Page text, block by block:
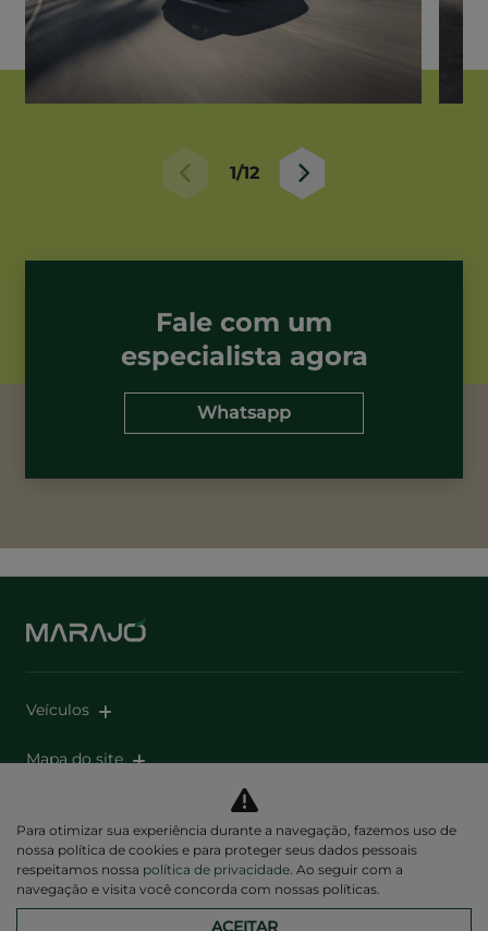
1/12
Fale com um
especialista agora
Whatsapp
Veículos
Mapa do site
Para otimizar sua experiência durante a navegação, fazemos uso de
nossa política de cookies e para proteger seus dados pessoais
respeitamos nossa política de privacidade. Ao seguir com a
navegação e visita você concorda com nossas políticas.
ACEITAR